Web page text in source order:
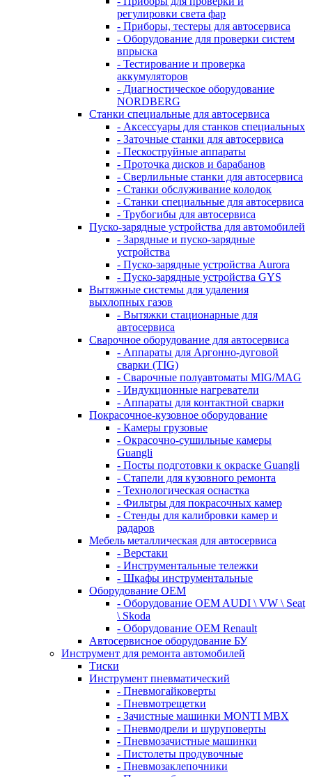
регулировки света фар
- Приборы, тестеры для автосервиса
- Оборудование для проверки систем
впрыска
- Тестирование и проверка
аккумуляторов
- Диагностическое оборудование
NORDBERG
Станки специальные для автосервиса
- Аксессуары для станков специальных
- Заточные станки для автосервиса
- Пескоструйные аппараты
- Проточка дисков и барабанов
- Сверлильные станки для автосервиса
- Станки обслуживание колодок
- Станки специальные для автосервиса
- Трубогибы для автосервиса
Пуско-зарядные устройства для автомобилей
- Зарядные и пуско-зарядные
устройства
- Пуско-зарядные устройства Aurora
- Пуско-зарядные устройства GYS
Вытяжные системы для удаления
выхлопных газов
- Вытяжки стационарные для
автосервиса
Сварочное оборудование для автосервиса
- Аппараты для Аргонно-дуговой
сварки (TIG)
- Сварочные полуавтоматы MIG/MAG
- Индукционные нагреватели
- Аппараты для контактной сварки
Покрасочное-кузовное оборудование
- Камеры грузовые
- Окрасочно-сушильные камеры
Guangli
- Посты подготовки к окраске Guangli
- Стапели для кузовного ремонта
- Технологическая оснастка
- Фильтры для покрасочных камер
- Стенды для калибровки камер и
радаров
Мебель металлическая для автосервиса
- Верстаки
- Инструментальные тележки
- Шкафы инструментальные
Оборудование OEM
- Оборудование OEM AUDI \ VW \ Seat
\ Skoda
- Оборудование OEM Renault
Автосервисное оборудование БУ
Инструмент для ремонта автомобилей
Тиски
Инструмент пневматический
- Пневмогайковерты
- Пневмотрещетки
- Зачистные машинки MONTI MBX
- Пневмодрели и шуруповерты
- Пневмозачистные машинки
- Пистолеты продувочные
- Пневмозаклепочники